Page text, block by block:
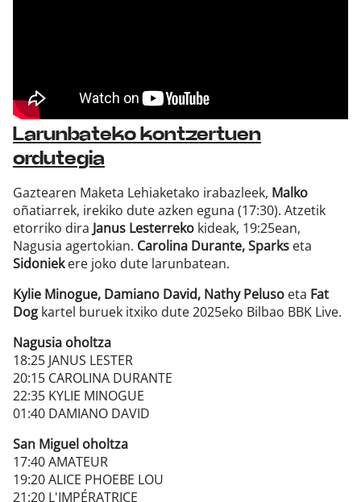
Larunbateko kontzertuen
ordutegia
Gaztearen Maketa Lehiaketako irabazleek, Malko
oñatiarrek, irekiko dute azken eguna (17:30). Atzetik
etorriko dira Janus Lesterreko kideak, 19:25ean,
Nagusia agertokian. Carolina Durante, Sparks eta
Sidoniekere joko dute larunbatean.
Kylie Minogue, Damiano David, Nathy Peluso eta Fat
Dog kartel buruek itxiko dute 2025eko Bilbao BBK Live.
Nagusia oholtza
18:25 JANUS LESTER
20:15 CAROLINA DURANTE
22:35 KYLIE MINOGUE
01:40 DAMIANO DAVID
San Miguel oholtza
17:40 AMATEUR
19:20 ALICE PHOEBE LOU
21:20 L'IMPÉRATRICE